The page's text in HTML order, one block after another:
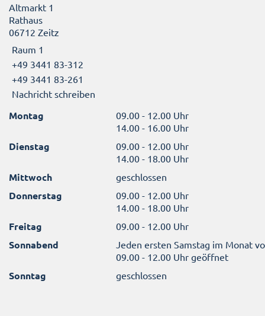
Altmarkt 1
Rathaus
06712 Zeitz
Raum 1
+49 3441 83-312
+49 3441 83-261
Nachricht schreiben
Montag
09.00 - 12.00 Uhr
14.00 - 16.00 Uhr
Dienstag
09.00 - 12.00 Uhr
14.00 - 18.00 Uhr
Mittwoch geschlossen
Donnerstag
09.00 - 12.00 Uhr
14.00 - 18.00 Uhr
Freitag 09.00 - 12.00 Uhr
Sonnabend
Jeden ersten Samstag im Monat
09.00 - 12.00 Uhr geöffnet
Sonntag geschlossen